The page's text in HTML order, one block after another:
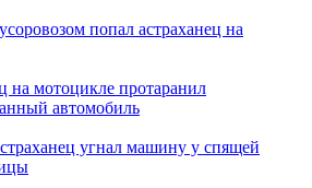
попал астраханец на
на мотоцикле протаранил
автомобиль
угнал машину у спящей